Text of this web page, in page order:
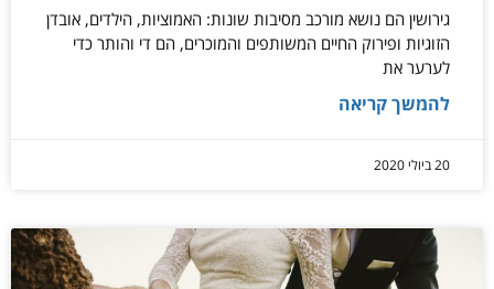
גירושין הם נושא מורכב מסיבות שונות: האמוציות, הילדים, אובדן
הזוגיות ופירוק החיים המשותפים והמוכרים, הם די והותר כדי
לערער את
להמשך קריאה
20 ביולי 2020